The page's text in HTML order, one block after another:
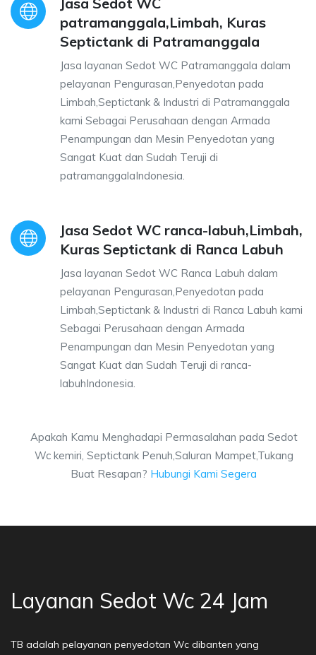
patramanggala,Limbah, Kuras
Septictank di Patramanggala
Jasa layanan Sedot WC Patramanggala dalam
pelayanan Pengurasan,Penyedotan pada
Limbah,Septictank & Industri di Patramanggala
kami Sebagai Perusahaan dengan Armada
Penampungan dan Mesin Penyedotan yang
Sangat Kuat dan Sudah Teruji di
patramanggalaIndonesia.
Jasa Sedot WC ranca-labuh,Limbah,
Kuras Septictank di Ranca Labuh
Jasa layanan Sedot WC Ranca Labuh dalam
pelayanan Pengurasan,Penyedotan pada
Limbah,Septictank & Industri di Ranca Labuh kami
Sebagai Perusahaan dengan Armada
Penampungan dan Mesin Penyedotan yang
Sangat Kuat dan Sudah Teruji di ranca-
labuhIndonesia.
Apakah Kamu Menghadapi Permasalahan pada Sedot
Wc kemiri, Septictank Penuh,Saluran Mampet,Tukang
Buat Resapan? Hubungi Kami Segera
Layanan Sedot Wc 24 Jam
TB adalah pelayanan penyedotan Wc dibanten yang